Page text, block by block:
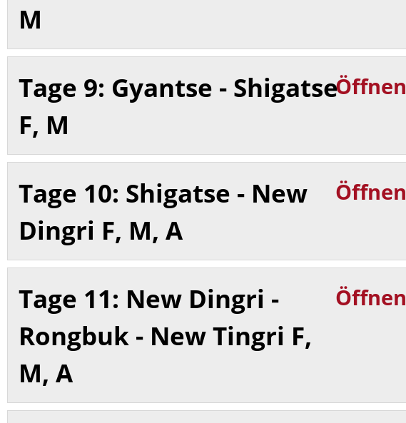
M
Tage 9: Gyantse - Shigatse
F, M
Öffnen
Tage 10: Shigatse - New
Dingri F, M, A
Öffnen
Tage 11: New Dingri -
Rongbuk - New Tingri F,
M, A
Öffnen